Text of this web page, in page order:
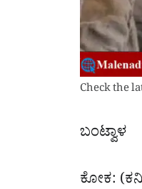
Check the
ಬಂಟ್ವಾಳ
ಕೋಕ: